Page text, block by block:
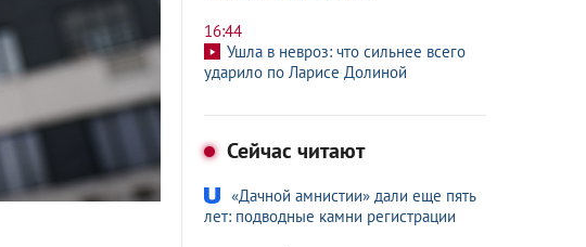
16:44
Ушла в невроз: что сильнее всего
ударило по Ларисе Долиной
Сейчас читают
«Дачной амнистии» дали еще пять
лет: подводные камни регистрации